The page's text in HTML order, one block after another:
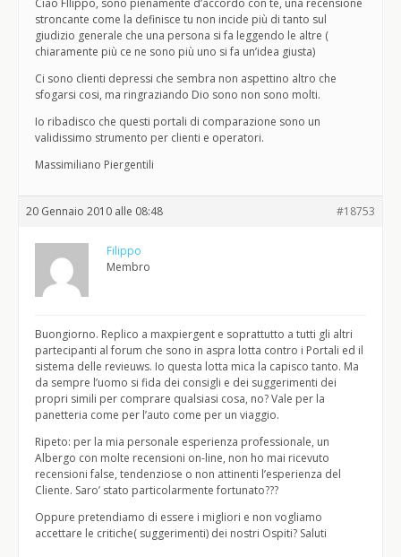
Ciao FIlippo, sono pienamente d’accordo con te, una recensione
stroncante come la definisce tu non incide più di tanto sul
giudizio generale che una persona si fa leggendo le altre (
chiaramente più ce ne sono più uno si fa un’idea giusta)
Ci sono clienti depressi che sembra non aspettino altro che
sfogarsi cosi, ma ringraziando Dio sono non sono molti.
Io ribadisco che questi portali di comparazione sono un
validissimo strumento per clienti e operatori.
Massimiliano Piergentili
20 Gennaio 2010 alle 08:48 #18753
Filippo
Membro
Buongiorno. Replico a maxpiergent e soprattutto a tutti gli altri
partecipanti al forum che sono in aspra lotta contro i Portali ed il
sistema delle revieuws. Io questa lotta mica la capisco tanto. Ma
da sempre l’uomo si fida dei consigli e dei suggerimenti dei
propri simili per comprare qualsiasi cosa, no? Vale per la
panetteria come per l’auto come per un viaggio.
Ripeto: per la mia personale esperienza professionale, un
Albergo con molte recensioni on-line, non ho mai ricevuto
recensioni false, tendenziose o non attinenti l’esperienza del
Cliente. Saro’ stato particolarmente fortunato???
Oppure pretendiamo di essere i migliori e non vogliamo
accettare le critiche( suggerimenti) dei nostri Ospiti? Saluti